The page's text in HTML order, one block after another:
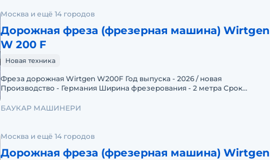
Москва и ещё 14 городов
Дорожная фреза (фрезерная машина) Wirtgen
W 200 F
Новая техника
Фреза дорожная Wirtgen W200F Год выпуска - 2026 / новая
Производство - Германия Ширина фрезерования - 2 метра Срок
БАУКАР МАШИНЕРИ
Москва и ещё 14 городов
Дорожная фреза (фрезерная машина) Wirtgen